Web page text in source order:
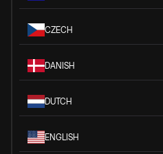
CZECH
DANISH
DUTCH
ENGLISH